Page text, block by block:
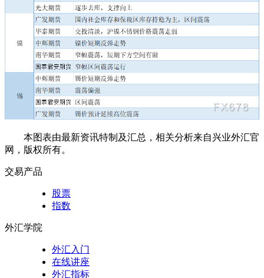
本图表由最新资讯特制及汇总，相关分析来自兴业外汇官
网，版权所有。
交易产品
股票
指数
外汇学院
外汇入门
在线讲座
外汇指标